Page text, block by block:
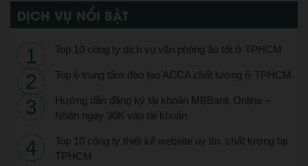
DỊCH VỤ NỔI BẬT
Top 10 công ty dịch vụ văn phòng ảo tốt ở TPHCM
Top 6 trung tâm đào tạo ACCA chất lượng ở TPHCM
Hướng dẫn đăng ký tài khoản MBBank Online –
Nhận ngay 30K vào tài khoản
Top 10 công ty thiết kế website uy tín, chất lượng tại
TPHCM